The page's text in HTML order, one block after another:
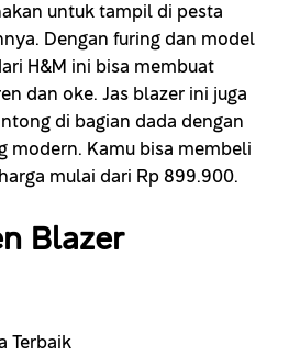
untuk tampil di pesta
Dengan furing dan model
H&M ini bisa membuat
dan oke. Jas blazer ini juga
di bagian dada dengan
modern. Kamu bisa membeli
mulai dari Rp 899.900.
Blazer